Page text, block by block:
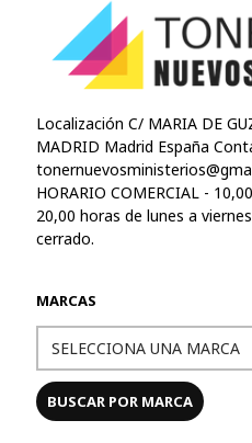
Localización C/ MARIA DE
MADRID Madrid España
HORARIO COMERCIAL -
20,00 horas de lunes a
cerrado.
MARCAS